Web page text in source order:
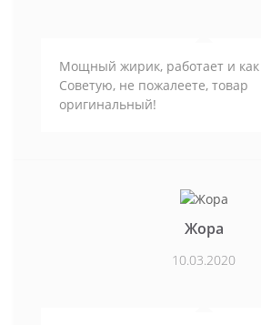
Мощный жирик, работает и
Советую, не пожалеете, товар
оригинальный!
Жора
10.03.2020